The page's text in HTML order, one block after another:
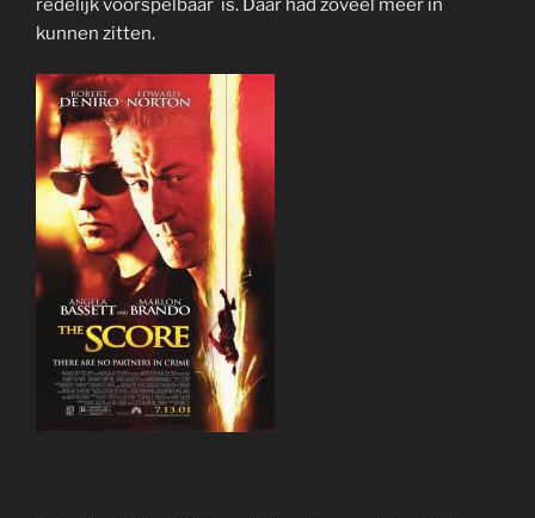
redelijk voorspelbaar is. Daar had zoveel meer in
kunnen zitten.